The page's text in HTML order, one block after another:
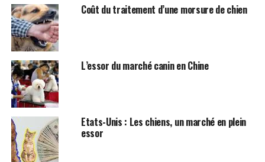
Coût du traitement d’une morsure de chien
L’essor du marché canin en Chine
Etats-Unis : Les chiens, un marché en plein
essor